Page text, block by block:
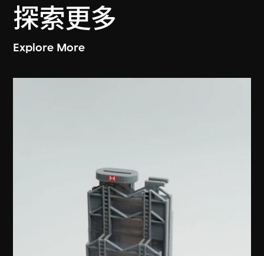
探索更多
Explore More